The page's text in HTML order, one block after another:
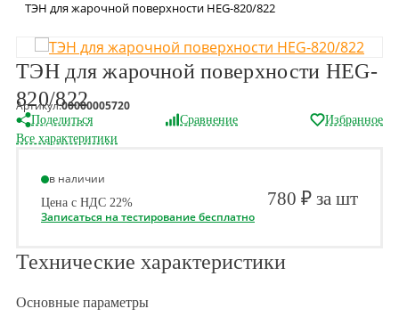
ТЭН для жарочной поверхности HEG-820/822
ТЭН для жарочной поверхности HEG-
820/822
Артикул:00000005720
Поделиться Сравнение
Избранное
Все характеритики
в наличии
Цена с НДС 22% 780 ₽ за шт
Записаться на тестирование бесплатно
Технические характеристики
Основные параметры